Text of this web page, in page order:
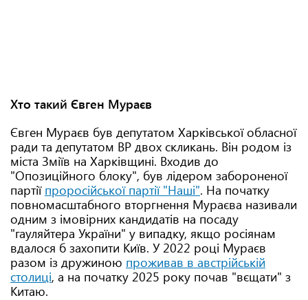
Хто такий Євген Мураєв
Євген Мураєв був депутатом Харківської обласної
ради та депутатом ВР двох скликань. Він родом із
міста Зміїв на Харківщині. Входив до
"Опозиційного блоку", був лідером забороненої
партії проросійської партії "Наші". На початку
повномасштабного вторгнення Мураєва називали
одним з імовірних кандидатів на посаду
"гауляйтера України" у випадку, якщо росіянам
вдалося б захопити Київ. У 2022 році Мураєв
разом із дружиною проживав в австрійській
столиці, а на початку 2025 року почав "вєщати" з
Китаю.